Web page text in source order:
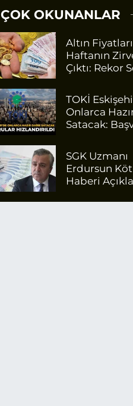
OKUNANLAR
Altın
Haftanın
Çıktı: Rekor
TOKİ
Onlarca
Satacak:
SGK Uzmanı
Erdursun
Haberi
İçin Net